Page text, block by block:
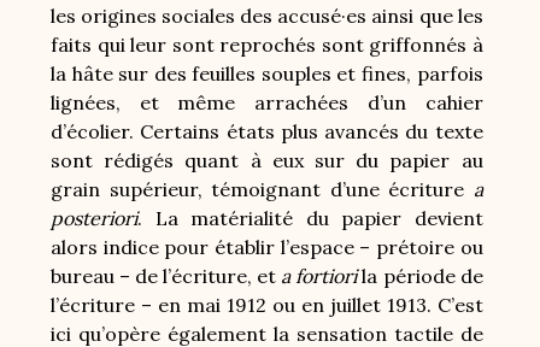
les origines sociales des accusé·es ainsi que les
faits qui leur sont reprochés sont griffonnés à
la hâte sur des feuilles souples et fines, parfois
lignées, et même arrachées d’un cahier
d’écolier. Certains états plus avancés du texte
sont rédigés quant à eux sur du papier au
grain supérieur, témoignant d’une écriture a
posteriori. La matérialité du papier devient
alors indice pour établir l’espace – prétoire ou
bureau – de l’écriture, et a fortiorila période de
l’écriture – en mai 1912 ou en juillet 1913. C’est
ici qu’opère également la sensation tactile de